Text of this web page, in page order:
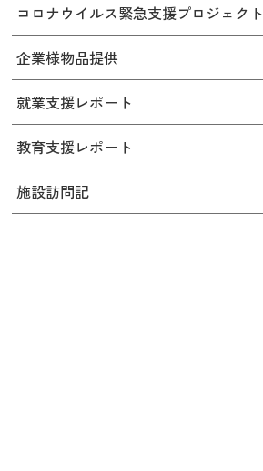
コロナウイルス緊急支援プロジェクト
企業様物品提供
就業支援レポート
教育支援レポート
施設訪問記